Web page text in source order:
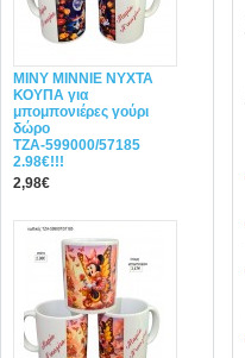
MINY ΜΙΝΝΙΕ ΝΥΧΤΑ
ΚΟΥΠΑ για
μπομπονιέρες γούρι
δώρο
ΤΖΑ-599000/57185
2.98€!!!
2,98€